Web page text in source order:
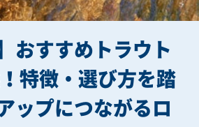
おすすめトラウト
特徴・選び方を踏
ップにつながるロ